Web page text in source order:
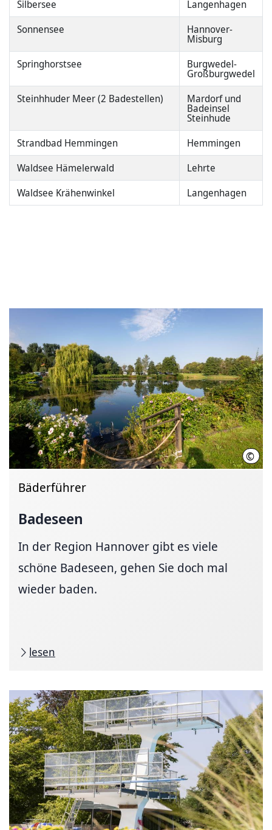
Silbersee
Langenhagen
Sonnensee
Hannover-
Misburg
Springhorstsee
Burgwedel-
Großburgwedel
Steinhhuder Meer (2 Badestellen)
Mardorf und
Badeinsel
Steinhude
Strandbad Hemmingen
Hemmingen
Waldsee Hämelerwald
Lehrte
Waldsee Krähenwinkel
Langenhagen
©
Bäderführer
Badeseen
In der Region Hannover gibt es viele
schöne Badeseen, gehen Sie doch mal
wieder baden.
lesen